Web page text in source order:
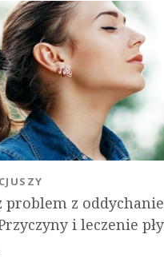
problem z
i leczenie